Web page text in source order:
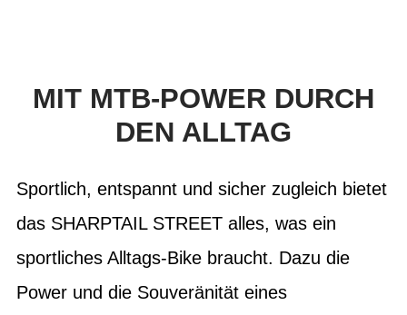
MIT MTB-POWER DURCH
DEN ALLTAG
Sportlich, entspannt und sicher zugleich bietet
das SHARPTAIL STREET alles, was ein
sportliches Alltags-Bike braucht. Dazu die
Power und die Souveränität eines